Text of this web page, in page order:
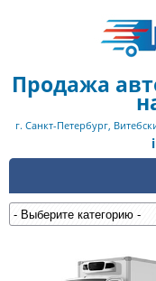
Продажа
г. Санкт-Петербург,